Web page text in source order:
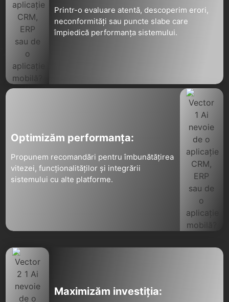
Printr-o evaluare atentă, descoperim erori,
neconformități sau puncte slabe care
împiedică performanța sistemului.
Optimizăm performanța:
Propunem recomandări pentru îmbunătățirea
vitezei, funcționalităților și integrării
sistemului cu alte platforme.
Maximizăm investiția: